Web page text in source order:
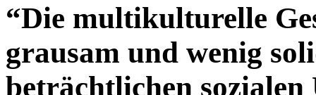
“Die multikulturelle
grausam und wenig
beträchtlichen